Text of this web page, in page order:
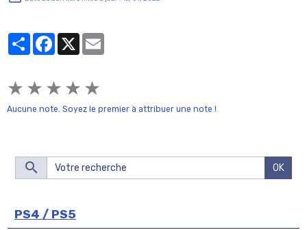
PartagerFacebook
X
★ ★ ★ ★ ★
Aucune note. Soyez le premier à attribuer une note !
OK
PS4 / PS5